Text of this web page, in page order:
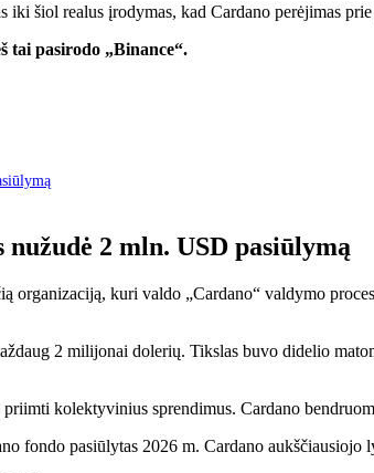
iki šiol realus įrodymas, kad Cardano perėjimas
pasirodo „Binance“.
2 mln. USD pasiūlymą
organizaciją, kuri valdo „Cardano“ valdymo
2 milijonai dolerių. Tikslas buvo didelio
kolektyvinius sprendimus. Cardano
fondo pasiūlytas 2026 m. Cardano